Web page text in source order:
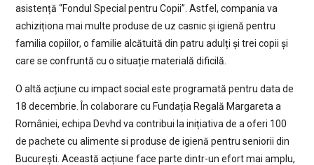
asistență “Fondul Special pentru Copii”. Astfel, compania va
achiziționa mai multe produse de uz casnic și igienă pentru
familia copiilor, o familie alcătuită din patru adulți și trei copii și
care se confruntă cu o situație materială dificilă.
O altă acțiune cu impact social este programată pentru data de
18 decembrie. În colaborare cu Fundația Regală Margareta a
României, echipa Devhd va contribui la inițiativa de a oferi 100
de pachete cu alimente si produse de igienă pentru seniorii din
București. Această acțiune face parte dintr-un efort mai amplu,